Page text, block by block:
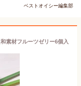
ベストオイシー編集部
素材フルーツゼリー6個入